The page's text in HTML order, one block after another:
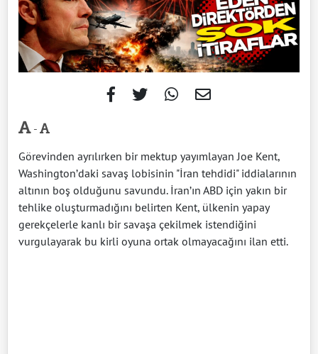
-
Görevinden ayrılırken bir mektup yayımlayan Joe Kent,
Washington’daki savaş lobisinin "İran tehdidi" iddialarının
altının boş olduğunu savundu. İran’ın ABD için yakın bir
tehlike oluşturmadığını belirten Kent, ülkenin yapay
gerekçelerle kanlı bir savaşa çekilmek istendiğini
vurgulayarak bu kirli oyuna ortak olmayacağını ilan etti.